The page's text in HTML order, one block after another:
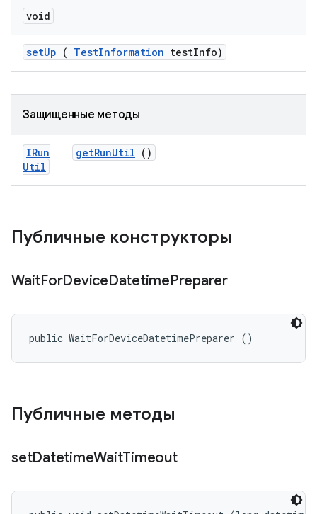
void
setUp ( TestInformation testInfo)
Защищенные методы
IRun
Util
getRunUtil ()
Публичные конструкторы
WaitForDeviceDatetimePreparer
public WaitForDeviceDatetimePreparer ()
Публичные методы
setDatetimeWaitTimeout